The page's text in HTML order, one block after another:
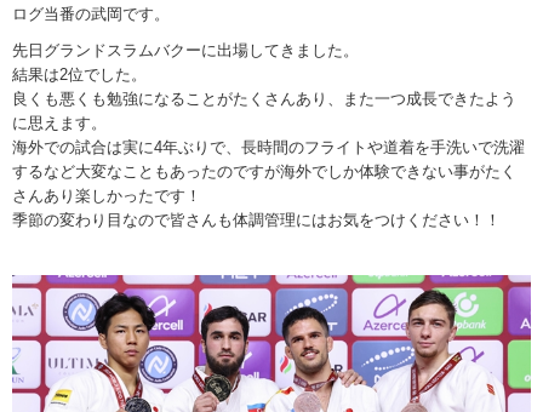
ログ当番の武岡です。
先日グランドスラムバクーに出場してきました。
結果は2位でした。
良くも悪くも勉強になることがたくさんあり、また一つ成長できたよう
に思えます。
海外での試合は実に4年ぶりで、長時間のフライトや道着を手洗いで洗濯
するなど大変なこともあったのですが海外でしか体験できない事がたく
さんあり楽しかったです！
季節の変わり目なので皆さんも体調管理にはお気をつけください！！